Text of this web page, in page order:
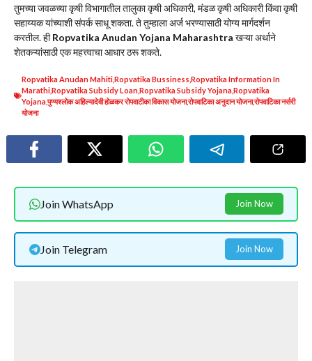
तुमच्या जवळच्या कृषी विभागातील तालुका कृषी अधिकारी, मंडळ कृषी अधिकारी किंवा कृषी
सहाय्यक यांच्याशी संपर्क साधू शकता. ते तुम्हाला अर्ज भरण्यासाठी योग्य मार्गदर्शन
करतील. हीRopvatika Anudan Yojana Maharashtra खऱ्या अर्थाने
शेतकऱ्यांसाठी एक महत्त्वाचा आधार ठरू शकते.
Ropvatika Anudan MahitiRopvatika Bussiness Ropvatika Information In
MarathiRopvatika Subsidy LoanRopvatika Subsidy YojanaRopvatika
Yojana,पुण्यश्लोक अहिल्यादेवी होळकर रोपवाटीका विकास योजना,रोपवाटिका अनुदान योजना,रोपवाटिका नर्सरी
योजना
Join WhatsApp Join Now
Join Telegram Join Now